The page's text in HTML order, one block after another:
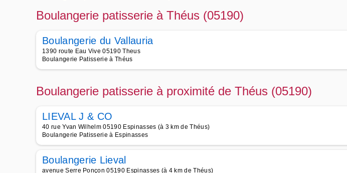
Boulangerie patisserie à Théus (05190)
Boulangerie du Vallauria
1390 route Eau Vive 05190 Theus
Boulangerie Patisserie à Théus
Boulangerie patisserie à proximité de Théus (05190)
LIEVAL J & CO
40 rue Yvan Wilhelm 05190 Espinasses (à 3 km de Théus)
Boulangerie Patisserie à Espinasses
Boulangerie Lieval
avenue Serre Ponçon 05190 Espinasses (à 4 km de Théus)